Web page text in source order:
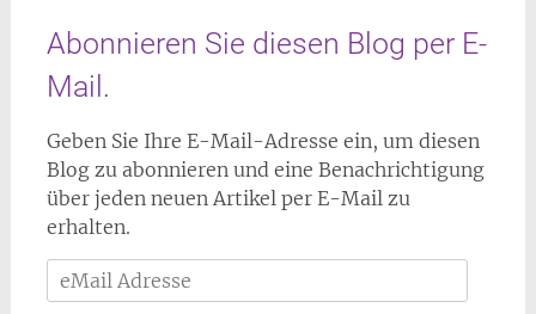
Abonnieren Sie diesen Blog per E-
Mail.
Geben Sie Ihre E-Mail-Adresse ein, um diesen
Blog zu abonnieren und eine Benachrichtigung
über jeden neuen Artikel per E-Mail zu
erhalten.
eMail
Adresse